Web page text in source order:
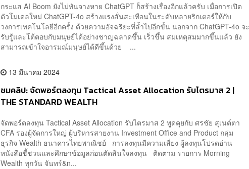
กระแส AI Boom ยังไม่ทันจางหาย ChatGPT ก็สร้างเรื่องอีกแล้วครับ เมื่อการเปิด
ตัวโมเดลใหม่ ChatGPT-4o สร้างแรงสั่นสะเทือนในระดับหลายริกเตอร์ให้กับ
วงการเทคโนโลยีอีกครั้ง ด้วยความอัจฉริยะที่ล้ำไปอีกขั้น นอกจาก ChatGPT-4o จะ
รับรู้และโต้ตอบกับมนุษย์ได้อย่างชาญฉลาดขึ้น เร็วขึ้น สมเหตุสมมากขึ้นแล้ว ยัง
สามารถเข้าใจอารมณ์มนุษย์ได้ดีขึ้นด้วย ...
13 มีนาคม 2024
ชมคลิป: จัดพอร์ตลงทุน Tactical Asset Allocation รับไตรมาส 2 |
THE STANDARD WEALTH
จัดพอร์ตลงทุน Tactical Asset Allocation รับไตรมาส 2 พูดคุยกับ ศรชัย สุเนต์ตา
CFA รองผู้จัดการใหญ่ ผู้บริหารสายงาน Investment Office and Product กลุ่ม
ธุรกิจ Wealth ธนาคารไทยพาณิชย์ การลงทุนมีความเสี่ยง ผู้ลงทุนโปรดอ่าน
หนังสือชี้ชวนและศึกษาข้อมูลก่อนตัดสินใจลงทุน ติดตาม รายการ Morning
Wealth ทุกวัน จันทร์&n...